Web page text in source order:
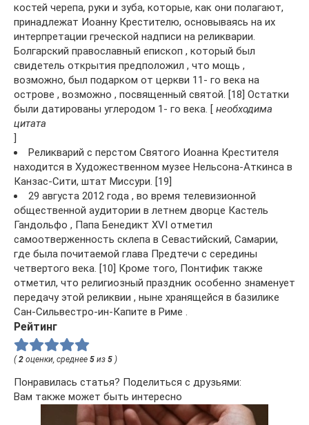
костей черепа, руки и зуба, которые, как они полагают,
принадлежат Иоанну Крестителю, основываясь на их
интерпретации греческой надписи на реликварии.
Болгарский православный епископ , который был
свидетель открытия предположил , что мощь ,
возможно, был подарком от церкви 11- го века на
острове , возможно , посвященный святой. [18] Остатки
были датированы углеродом 1- го века. [ необходима
цитата
]
Реликварий с перстом Святого Иоанна Крестителя
находится в Художественном музее Нельсона-Аткинса в
Канзас-Сити, штат Миссури. [19]
29 августа 2012 года , во время телевизионной
общественной аудитории в летнем дворце Кастель
Гандольфо , Папа Бенедикт XVI отметил
самоотверженность склепа в Севастийский, Самарии,
где была почитаемой глава Предтечи с середины
четвертого века. [10] Кроме того, Понтифик также
отметил, что религиозный праздник особенно знаменует
передачу этой реликвии , ныне хранящейся в базилике
Сан-Сильвестро-ин-Капите в Риме .
Рейтинг
(2 оценки, среднее 5 из 5 )
Понравилась статья? Поделиться с друзьями:
Вам также может быть интересно